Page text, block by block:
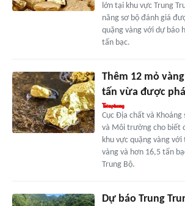
lớn tại khu vực Trung
năng sơ bộ đánh giá
quặng vàng với dự báo
tấn bạc.
Thêm 12 mỏ
tấn vừa được
Cục Địa chất và Khoáng
và Môi trường cho biết
khu vực quặng vàng
vàng và hơn 16,5 tấn
Trung Bộ.
Dự báo Trung